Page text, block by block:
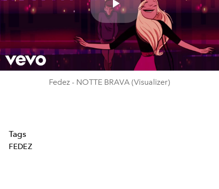
Play
Video
Fedez - NOTTE BRAVA (Visualizer)
Tags
FEDEZ